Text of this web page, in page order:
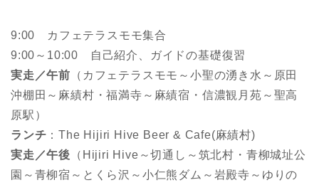
9:00 カフェテラスモモ集合
9:00～10:00 自己紹介、ガイドの基礎復習
実走／午前 （カフェテラスモモ～小聖の湧き水～原田
沖棚田～麻績村・福満寺～麻績宿・信濃観月苑～聖高
原駅）
ランチ ：The Hijiri Hive Beer & Cafe(麻績村)
実走／午後 （Hijiri Hive～切通し～筑北村・青柳城址公
園～青柳宿～とくら沢～小仁熊ダム～岩殿寺～ゆりの